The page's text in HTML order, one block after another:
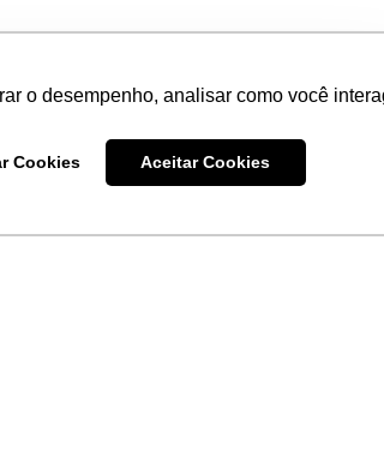
o desempenho, analisar como você
Cookies Aceitar Cookies
international, phase III trial. Título em português: